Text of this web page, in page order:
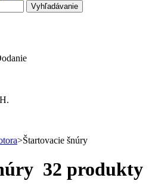
Vyhľadávanie
>Štartovacie šnúry
32 produkty